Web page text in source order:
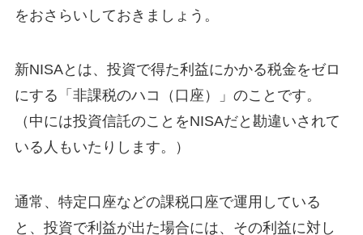
をおさらいしておきましょう。
新NISAとは、投資で得た利益にかかる税金をゼロ
にする「非課税のハコ（口座）」のことです。
（中には投資信託のことをNISAだと勘違いされて
いる人もいたりします。）
通常、特定口座などの課税口座で運用している
と、投資で利益が出た場合には、その利益に対し